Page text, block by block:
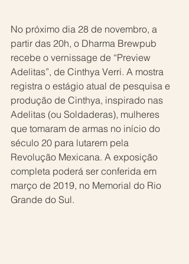
No próximo dia 28 de novembro, a
partir das 20h, o Dharma Brewpub
recebe o vernissage de “Preview
Adelitas”, de Cinthya Verri. A mostra
registra o estágio atual de pesquisa e
produção de Cinthya, inspirado nas
Adelitas (ou Soldaderas), mulheres
que tomaram de armas no início do
século 20 para lutarem pela
Revolução Mexicana. A exposição
completa poderá ser conferida em
março de 2019, no Memorial do Rio
Grande do Sul.